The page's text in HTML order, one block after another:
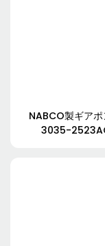
NABCO製ギア
3035-